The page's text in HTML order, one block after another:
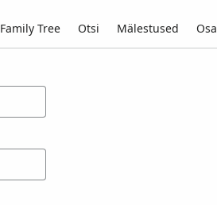
Family Tree Otsi Mälestused